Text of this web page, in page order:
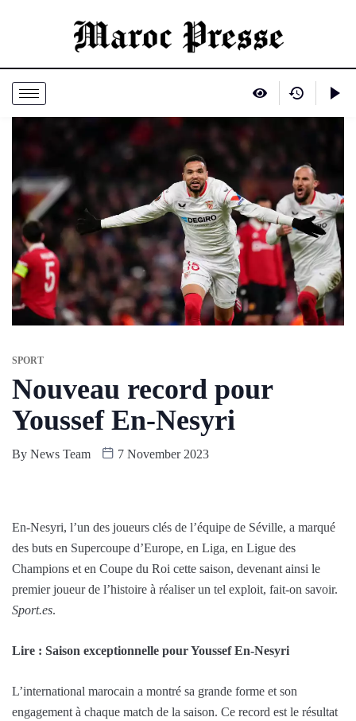
SPORT
Nouveau record pour
Youssef En-Nesyri
By News Team 7 November 2023
En-Nesyri, l’un des joueurs clés de l’équipe de Séville, a marqué
des buts en Supercoupe d’Europe, en Liga, en Ligue des
Champions et en Coupe du Roi cette saison, devenant ainsi le
premier joueur de l’histoire à réaliser un tel exploit, fait-on savoir.
Sport.es.
Lire : Saison exceptionnelle pour Youssef En-Nesyri
L’international marocain a montré sa grande forme et son
engagement à chaque match de la saison. Ce record est le résultat